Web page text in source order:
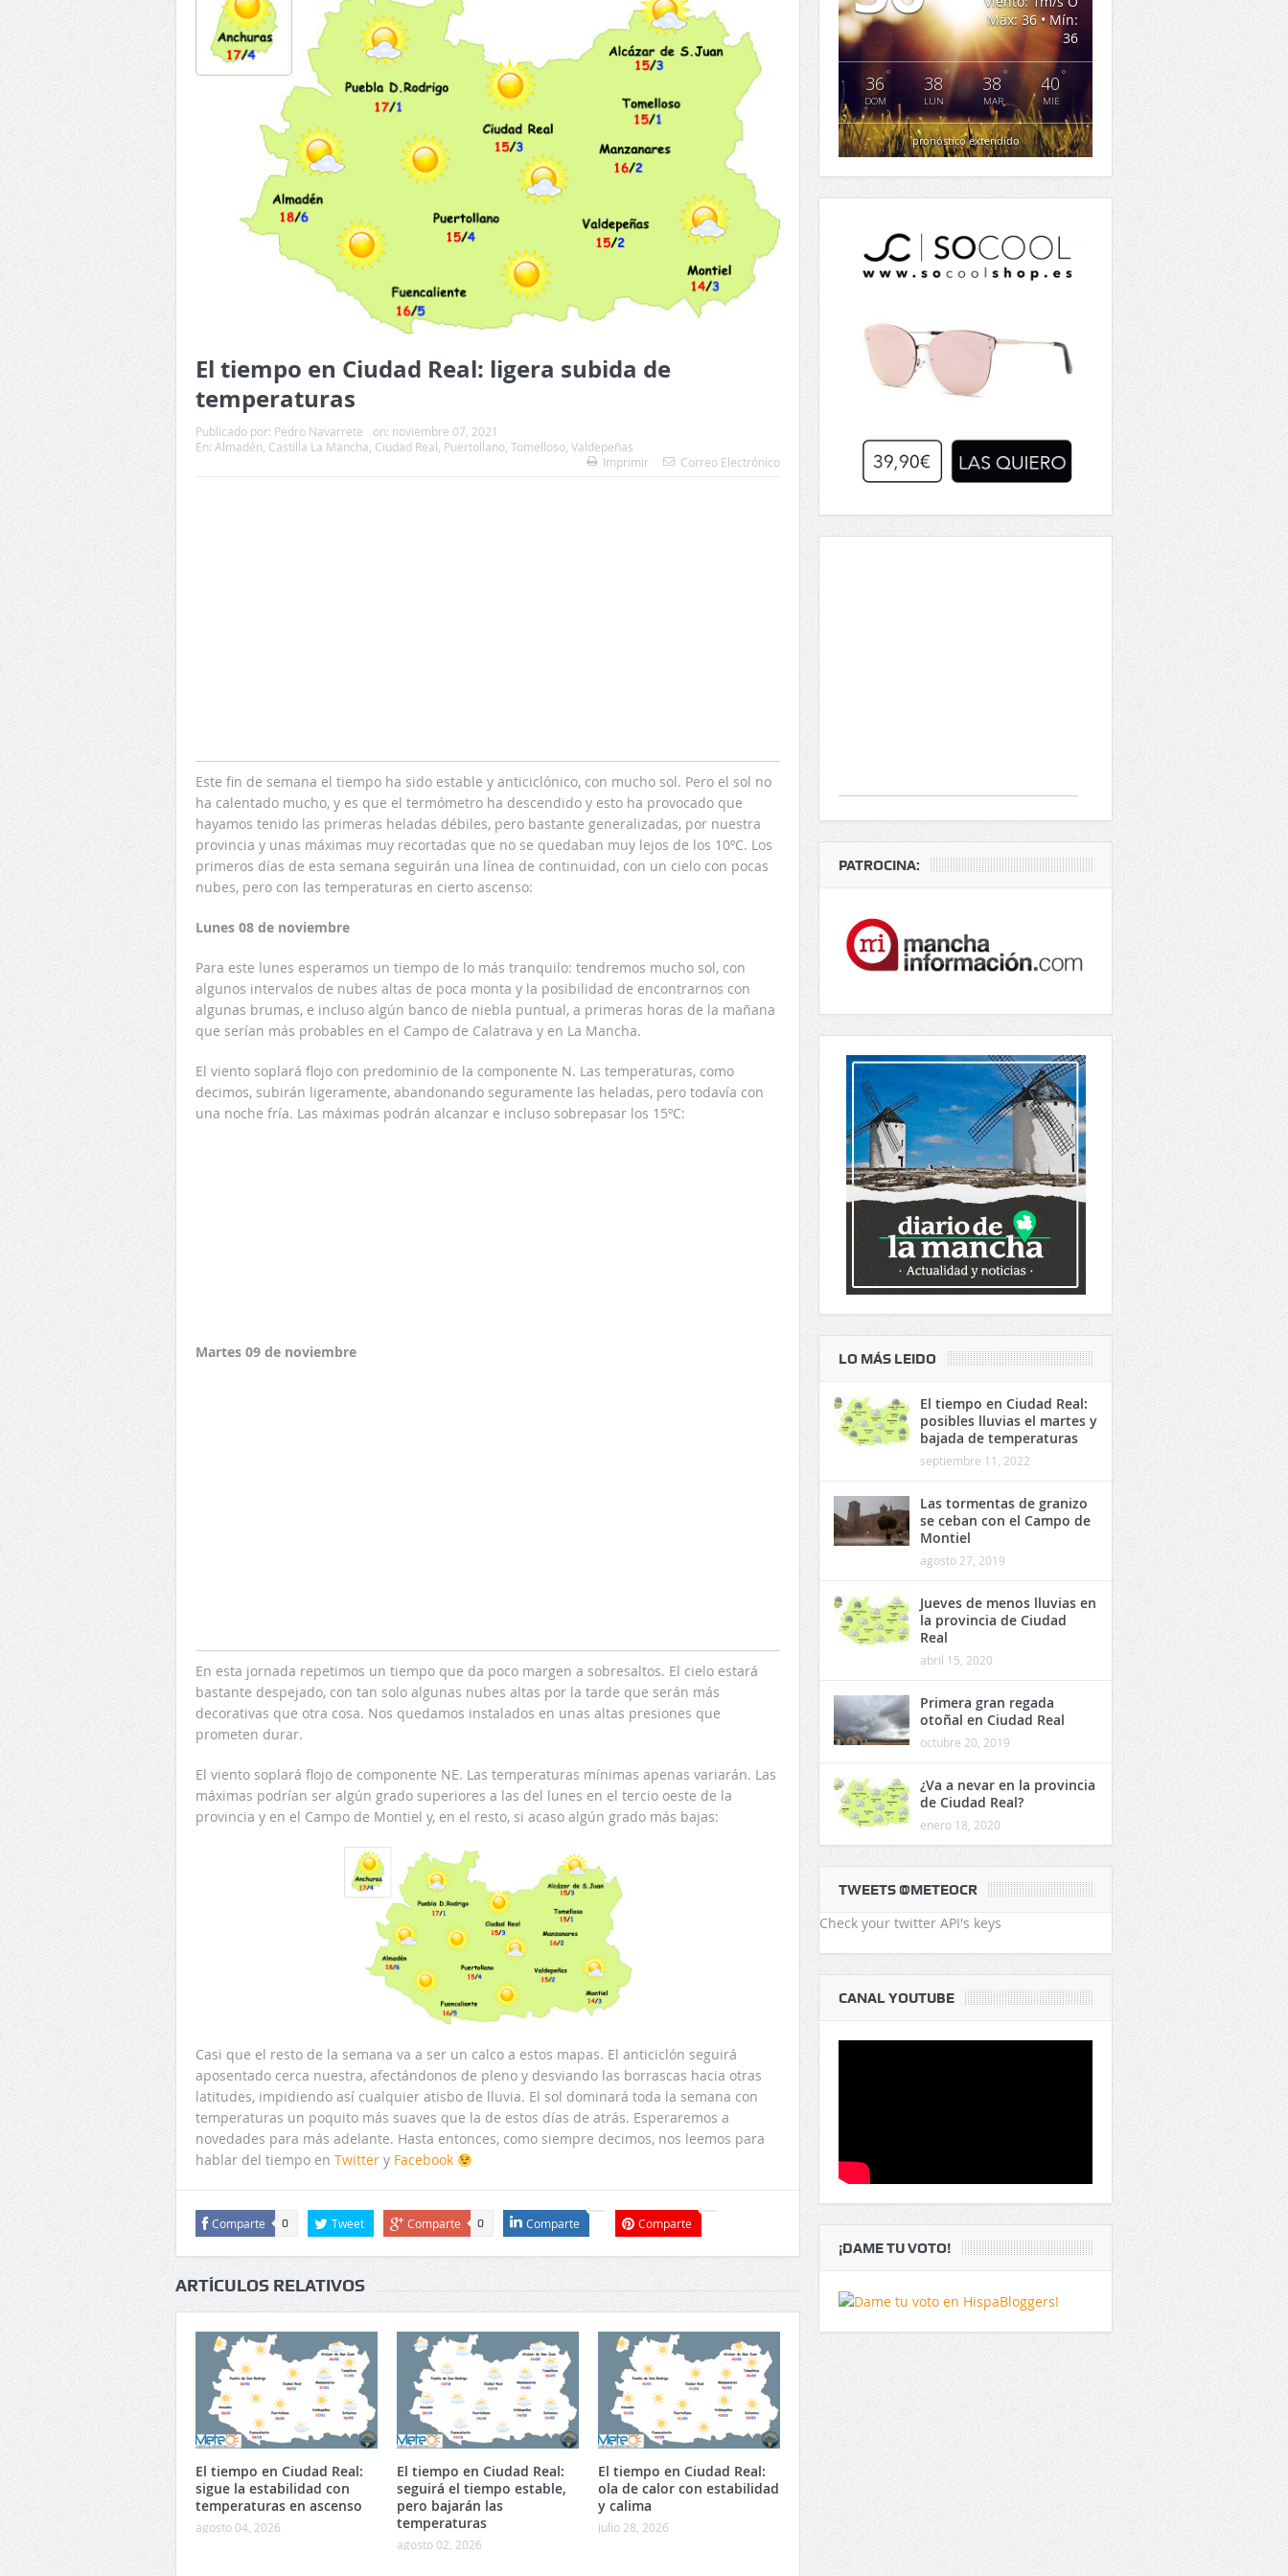
El tiempo en Ciudad Real: ligera subida de
temperaturas
Publicado por: Pedro Navarrete on: noviembre 07, 2021
En: Almadén Castilla La Mancha Ciudad Real Puertollano Tomelloso Valdepeñas
Imprimir
Correo Electrónico
Este fin de semana el tiempo ha sido estable y anticiclónico, con mucho sol. Pero el sol no
ha calentado mucho, y es que el termómetro ha descendido y esto ha provocado que
hayamos tenido las primeras heladas débiles, pero bastante generalizadas, por nuestra
provincia y unas máximas muy recortadas que no se quedaban muy lejos de los 10ºC. Los
primeros días de esta semana seguirán una línea de continuidad, con un cielo con pocas
nubes, pero con las temperaturas en cierto ascenso:
Lunes 08 de noviembre
Para este lunes esperamos un tiempo de lo más tranquilo: tendremos mucho sol, con
algunos intervalos de nubes altas de poca monta y la posibilidad de encontrarnos con
algunas brumas, e incluso algún banco de niebla puntual, a primeras horas de la mañana
que serían más probables en el Campo de Calatrava y en La Mancha.
El viento soplará flojo con predominio de la componente N. Las temperaturas, como
decimos, subirán ligeramente, abandonando seguramente las heladas, pero todavía con
una noche fría. Las máximas podrán alcanzar e incluso sobrepasar los 15ºC:
Martes 09 de noviembre
En esta jornada repetimos un tiempo que da poco margen a sobresaltos. El cielo estará
bastante despejado, con tan solo algunas nubes altas por la tarde que serán más
decorativas que otra cosa. Nos quedamos instalados en unas altas presiones que
prometen durar.
El viento soplará flojo de componente NE. Las temperaturas mínimas apenas variarán. Las
máximas podrían ser algún grado superiores a las del lunes en el tercio oeste de la
provincia y en el Campo de Montiel y, en el resto, si acaso algún grado más bajas:
Casi que el resto de la semana va a ser un calco a estos mapas. El anticiclón seguirá
aposentado cerca nuestra, afectándonos de pleno y desviando las borrascas hacia otras
latitudes, impidiendo así cualquier atisbo de lluvia. El sol dominará toda la semana con
temperaturas un poquito más suaves que la de estos días de atrás. Esperaremos a
novedades para más adelante. Hasta entonces, como siempre decimos, nos leemos para
hablar del tiempo en Twitter y Facebook
Comparte 0 Tweet Comparte 0 Comparte Comparte
ARTÍCULOS RELATIVOS
El tiempo en Ciudad Real:
sigue la estabilidad con
temperaturas en ascenso
agosto 04, 2026
El tiempo en Ciudad Real:
seguirá el tiempo estable,
pero bajarán las
temperaturas
agosto 02, 2026
El tiempo en Ciudad Real:
ola de calor con estabilidad
y calima
julio 28, 2026
Máx: 36 • Mín:
36
36°
DOM
38°
LUN
38°
MAR
40 °
MIE
pronóstico extendido
PATROCINA:
LO MÁS LEIDO
El tiempo en Ciudad Real:
posibles lluvias el martes y
bajada de temperaturas
septiembre 11, 2022
Las tormentas de granizo
se ceban con el Campo de
Montiel
agosto 27, 2019
Jueves de menos lluvias en
la provincia de Ciudad
Real
abril 15, 2020
Primera gran regada
otoñal en Ciudad Real
octubre 20, 2019
¿Va a nevar en la provincia
de Ciudad Real?
enero 18, 2020
TWEETS @METEOCR
Check your twitter API's keys
CANAL YOUTUBE
¡DAME TU VOTO!